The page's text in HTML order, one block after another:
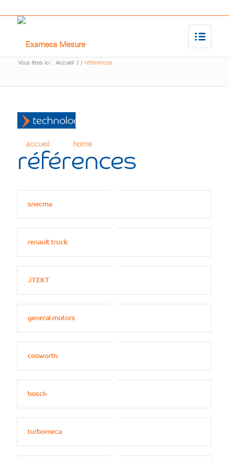
Vous êtes ici : Accueil / / références
technologies
accueil home
références
snecma
renault truck
JTEKT
general motors
cosworth
bosch
turbomeca